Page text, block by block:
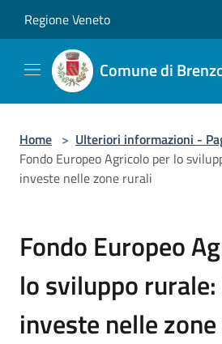
Regione Veneto
Comune di
Home > Ulteriori informazioni -
Fondo Europeo Agricolo per lo
investe nelle zone rurali
Fondo Europeo
lo sviluppo
investe nelle